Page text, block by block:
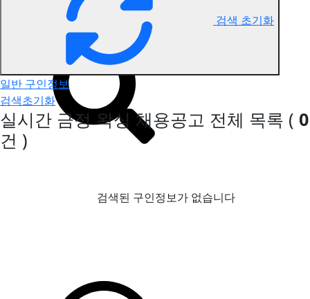
금정 왁싱 구인정보
검색 초기화
일반 구인정보
검색초기화
실시간 금정 왁싱 채용공고 전체 목록 ( 0
건 )
검색된 구인정보가 없습니다